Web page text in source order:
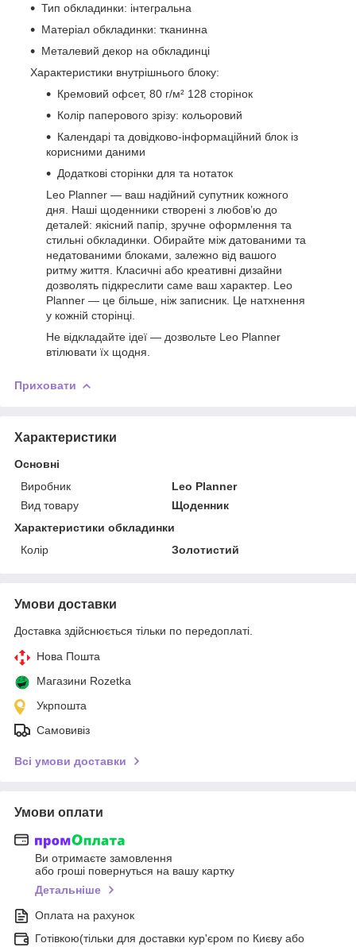
Тип обкладинки: інтегральна
Матеріал обкладинки: тканинна
Металевий декор на обкладинці
Характеристики внутрішнього блоку:
Кремовий офсет, 80 г/м² 128 сторінок
Колір паперового зрізу: кольоровий
Календарі та довідково-інформаційний блок із
корисними даними
Додаткові сторінки для та нотаток
Leo Planner — ваш надійний супутник кожного
дня. Наші щоденники створені з любов’ю до
деталей: якісний папір, зручне оформлення та
стильні обкладинки. Обирайте між датованими та
недатованими блоками, залежно від вашого
ритму життя. Класичні або креативні дизайни
дозволять підкреслити саме ваш характер. Leo
Planner — це більше, ніж записник. Це натхнення
у кожній сторінці.
Не відкладайте ідеї — дозвольте Leo Planner
втілювати їх щодня.
Приховати
Характеристики
Основні
Виробник
Leo Planner
Вид товару
Щоденник
Характеристики обкладинки
Колір
Золотистий
Умови доставки
Доставка здійснюється тільки по передоплаті.
Нова Пошта
Магазини Rozetka
Укрпошта
Самовивіз
Всі умови доставки
Умови оплати
Ви отримаєте замовлення
або гроші повернуться на вашу картку
Детальніше
Оплата на рахунок
Готівкою(тільки для доставки кур'єром по Києву або